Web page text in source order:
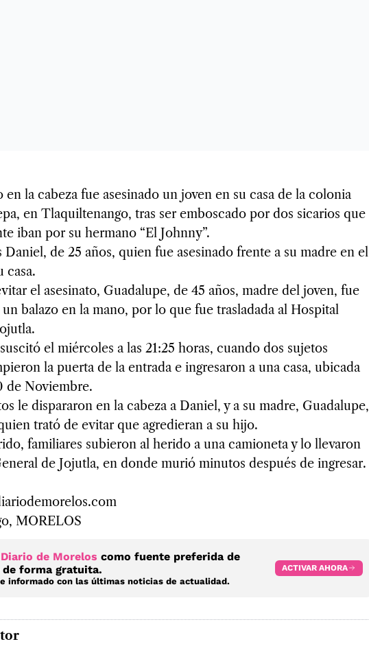
en la cabeza fue asesinado un joven en su casa de la colonia
en Tlaquiltenango, tras ser emboscado por dos sicarios que
iban por su hermano “El Johnny”.
Daniel, de 25 años, quien fue asesinado frente a su madre en el
casa.
el asesinato, Guadalupe, de 45 años, madre del joven, fue
balazo en la mano, por lo que fue trasladada al Hospital
el miércoles a las 21:25 horas, cuando dos sujetos
la puerta de la entrada e ingresaron a una casa, ubicada
de Noviembre.
le dispararon en la cabeza a Daniel, y a su madre, Guadalupe,
trató de evitar que agredieran a su hijo.
familiares subieron al herido a una camioneta y lo llevaron
de Jojutla, en donde murió minutos después de ingresar.
MORELOS
Diario de Morelos como fuente preferida de
de forma gratuita.
informado con las últimas noticias de actualidad.
ACTIVAR AHORA